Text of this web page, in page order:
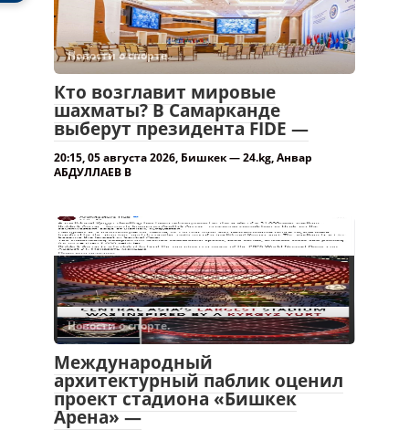
Новости о спорте.
Кто возглавит мировые
шахматы? В Самарканде
выберут президента FIDE —
20:15, 05 августа 2026, Бишкек — 24.kg, Анвар
АБДУЛЛАЕВ В
Новости о спорте.
Международный
архитектурный паблик оценил
проект стадиона «Бишкек
Арена» —